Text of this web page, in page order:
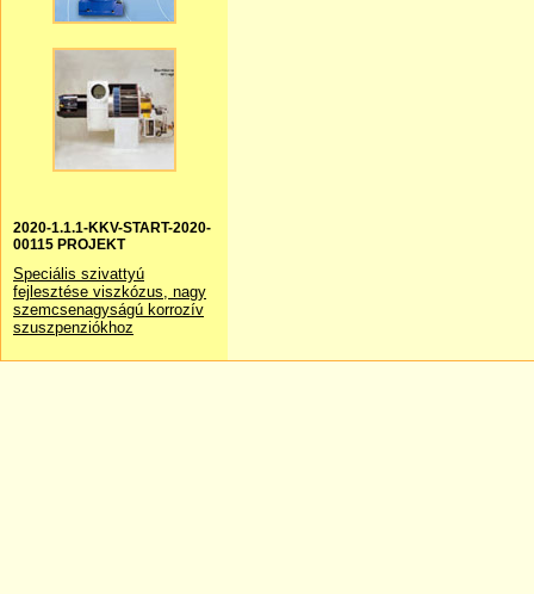
2020-1.1.1-KKV-START-2020-
00115 PROJEKT
Speciális szivattyú
fejlesztése viszkózus, nagy
szemcsenagyságú korrozív
szuszpenziókhoz